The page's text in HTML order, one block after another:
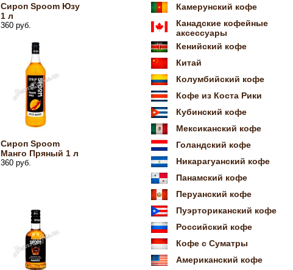
Сироп Spoom Юзу
1 л
360 руб.
Сироп Spoom
Манго Пряный 1 л
360 руб.
Камерунский кофе
Канадские кофейные
аксессуары
Кенийский кофе
Китай
Колумбийский кофе
Кофе из Коста Рики
Кубинский кофе
Мексиканский кофе
Голандский кофе
Никарагуанский кофе
Панамский кофе
Перуанский кофе
Пуэрториканский кофе
Российский кофе
Кофе с Суматры
Американский кофе